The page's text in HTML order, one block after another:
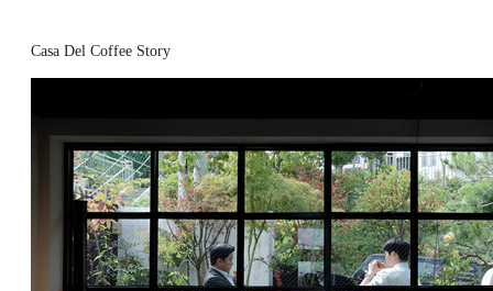
Casa Del Coffee Story